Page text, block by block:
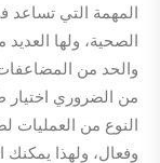
المهمة التي تساعد
الصحية، ولها
والحد من المضاعفات
من الضروري
النوع من العمليات
وفعال، ولهذا يمكنك